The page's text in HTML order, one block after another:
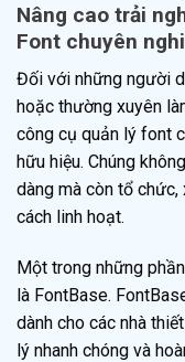
Nâng cao trải
Font chuyên
Đối với những người
hoặc thường xuyên
công cụ quản lý font
hữu hiệu. Chúng
dàng mà còn tổ
cách linh hoạt.
Một trong những
là FontBase.
dành cho các nhà
lý nhanh chóng và